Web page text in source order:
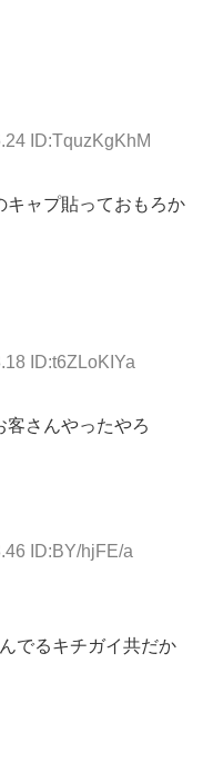
ID:TquzKgKhM
キャプ貼っておもろか
ID:t6ZLoKIYa
客さんやったやろ
ID:BY/hjFE/a
でるキチガイ共だか